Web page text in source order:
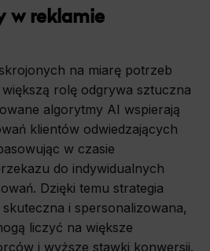
w reklamie
na miarę potrzeb
rolę odgrywa sztuczna
algorytmy AI wspierają
klientów odwiedzających
w czasie
do indywidualnych
Dzięki temu strategia
i spersonalizowana,
liczyć na większe
i wyższe stawki konwersji.